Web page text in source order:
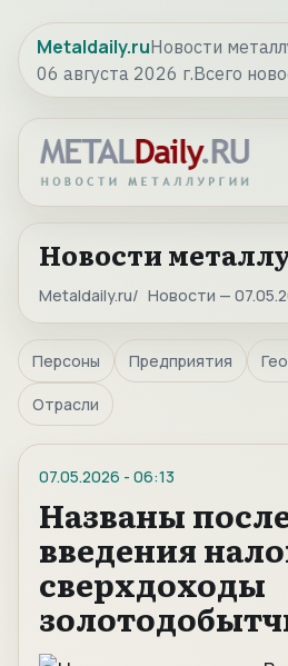
Metaldaily.ruНовости
06 августа 2026 г.Всего
Новости
Metaldaily.ru Новости —
Персоны Предприятия
Отрасли
07.05.2026 - 06:13
Названы
введения
сверхдоходы